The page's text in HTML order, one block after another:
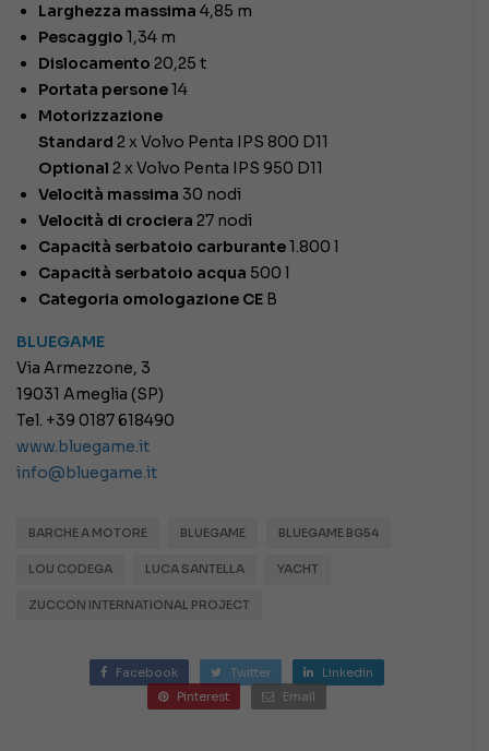
Larghezza massima 4,85 m
Pescaggio 1,34 m
Dislocamento 20,25 t
Portata persone14
Motorizzazione
Standard 2 x Volvo Penta IPS 800 D11
Optional 2 x Volvo Penta IPS 950 D11
Velocità massima 30 nodi
Velocità di crociera 27 nodi
Capacità serbatoio carburante1.800 l
Capacità serbatoio acqua 500 l
Categoria omologazione CE B
BLUEGAME
Via Armezzone, 3
19031 Ameglia (SP)
Tel. +39 0187 618490
www.bluegame.it
info@bluegame.it
BARCHE A MOTORE BLUEGAME BLUEGAME BG54
LOU CODEGA LUCA SANTELLA YACHT
ZUCCON INTERNATIONAL PROJECT
Facebook Twitter
Linkedin
Pinterest
Email